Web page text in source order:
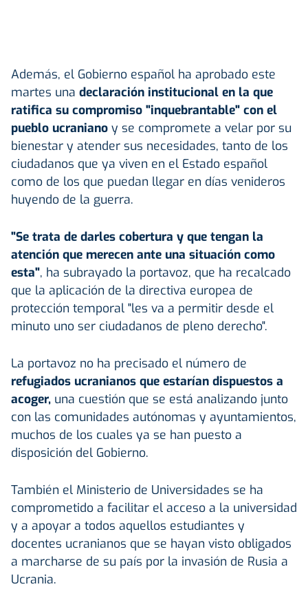
Además, el Gobierno español ha aprobado este
martes una declaración institucional en la que
ratifica su compromiso "inquebrantable" con el
pueblo ucraniano y se compromete a velar por su
bienestar y atender sus necesidades, tanto de los
ciudadanos que ya viven en el Estado español
como de los que puedan llegar en días venideros
huyendo de la guerra.
"Se trata de darles cobertura y que tengan la
atención que merecen ante una situación como
esta", ha subrayado la portavoz, que ha recalcado
que la aplicación de la directiva europea de
protección temporal "les va a permitir desde el
minuto uno ser ciudadanos de pleno derecho".
La portavoz no ha precisado el número de
refugiados ucranianos que estarían dispuestos a
acoger, una cuestión que se está analizando junto
con las comunidades autónomas y ayuntamientos,
muchos de los cuales ya se han puesto a
disposición del Gobierno.
También el Ministerio de Universidades se ha
comprometido a facilitar el acceso a la universidad
y a apoyar a todos aquellos estudiantes y
docentes ucranianos que se hayan visto obligados
a marcharse de su país por la invasión de Rusia a
Ucrania.